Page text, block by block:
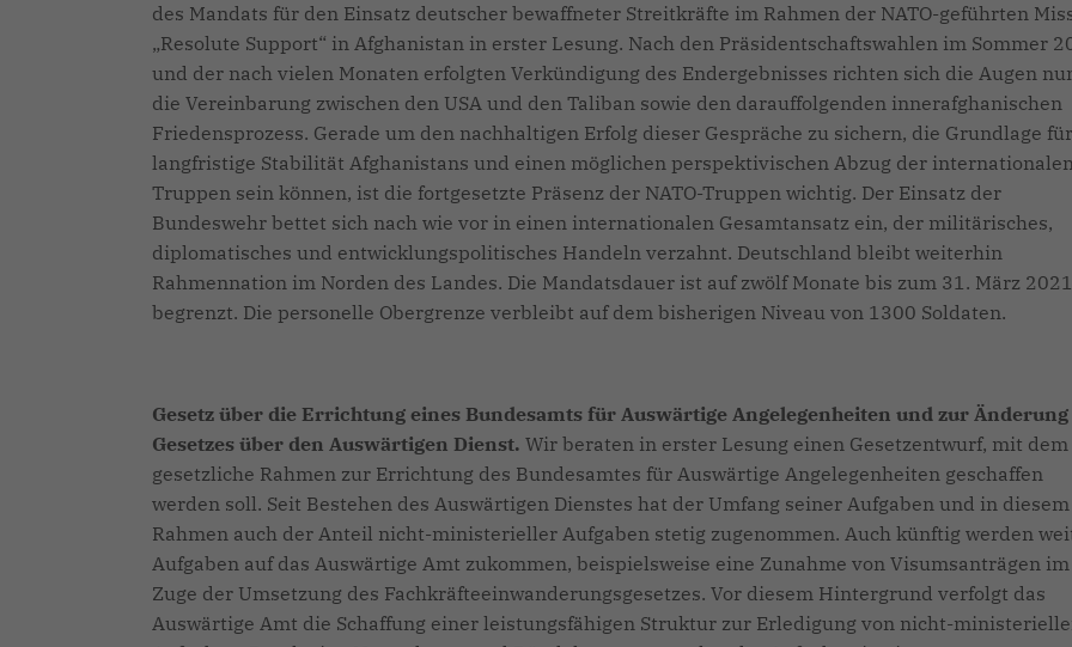
des Mandats für den Einsatz deutscher bewaffneter Streitkräfte im Rahmen der NATO-geführten
Resolute Support“ in Afghanistan in erster Lesung. Nach den Präsidentschaftswahlen im Sommer
und der nach vielen Monaten erfolgten Verkündigung des Endergebnisses richten sich die Augen
die Vereinbarung zwischen den USA und den Taliban sowie den darauffolgenden innerafghanischen
Friedensprozess. Gerade um den nachhaltigen Erfolg dieser Gespräche zu sichern, die Grundlage
langfristige Stabilität Afghanistans und einen möglichen perspektivischen Abzug der
Truppen sein können, ist die fortgesetzte Präsenz der NATO-Truppen wichtig. Der Einsatz der
Bundeswehr bettet sich nach wie vor in einen internationalen Gesamtansatz ein, der militärisches,
diplomatisches und entwicklungspolitisches Handeln verzahnt. Deutschland bleibt weiterhin
Rahmennation im Norden des Landes. Die Mandatsdauer ist auf zwölf Monate bis zum 31. März 2021
begrenzt. Die personelle Obergrenze verbleibt auf dem bisherigen Niveau von 1300 Soldaten.
Gesetz über die Errichtung eines Bundesamts für Auswärtige Angelegenheiten und zur Änderung
Gesetzes über den Auswärtigen Dienst. Wir beraten in erster Lesung einen Gesetzentwurf, mit
gesetzliche Rahmen zur Errichtung des Bundesamtes für Auswärtige Angelegenheiten geschaffen
werden soll. Seit Bestehen des Auswärtigen Dienstes hat der Umfang seiner Aufgaben und in diesem
Rahmen auch der Anteil nicht-ministerieller Aufgaben stetig zugenommen. Auch künftig werden
Aufgaben auf das Auswärtige Amt zukommen, beispielsweise eine Zunahme von Visumsanträgen im
Zuge der Umsetzung des Fachkräfteeinwanderungsgesetzes. Vor diesem Hintergrund verfolgt das
Auswärtige Amt die Schaffung einer leistungsfähigen Struktur zur Erledigung von nicht-